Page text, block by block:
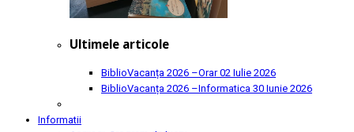
Ultimele articole
BiblioVacanța 2026 –Orar02 Iulie 2026
BiblioVacanța 2026 –Informatica 30 Iunie 2026
Informatii